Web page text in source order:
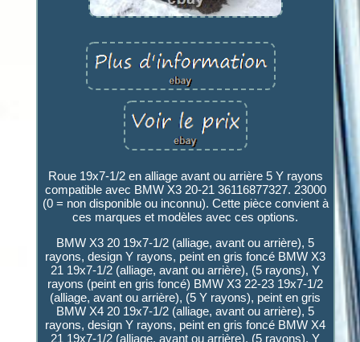
Roue 19x7-1/2 en alliage avant ou arrière 5 Y rayons
compatible avec BMW X3 20-21 36116877327. 23000
(0 = non disponible ou inconnu). Cette pièce convient à
ces marques et modèles avec ces options.
BMW X3 20 19x7-1/2 (alliage, avant ou arrière), 5
rayons, design Y rayons, peint en gris foncé BMW X3
21 19x7-1/2 (alliage, avant ou arrière), (5 rayons), Y
rayons (peint en gris foncé) BMW X3 22-23 19x7-1/2
(alliage, avant ou arrière), (5 Y rayons), peint en gris
BMW X4 20 19x7-1/2 (alliage, avant ou arrière), 5
rayons, design Y rayons, peint en gris foncé BMW X4
21 19x7-1/2 (alliage, avant ou arrière), (5 rayons), Y